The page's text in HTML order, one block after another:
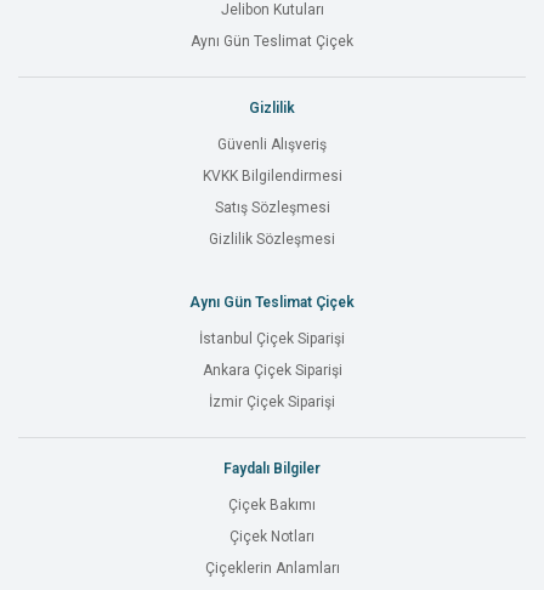
Jelibon Kutuları
Aynı Gün Teslimat Çiçek
Gizlilik
Güvenli Alışveriş
KVKK Bilgilendirmesi
Satış Sözleşmesi
Gizlilik Sözleşmesi
Aynı Gün Teslimat Çiçek
İstanbul Çiçek Siparişi
Ankara Çiçek Siparişi
İzmir Çiçek Siparişi
Faydalı Bilgiler
Çiçek Bakımı
Çiçek Notları
Çiçeklerin Anlamları